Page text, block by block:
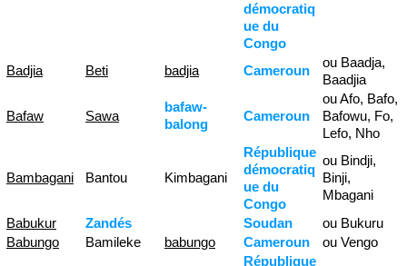
démocratiq
ue du
Congo
Badjia Beti badjia Cameroun
ou Baadja,
Baadjia
Bafaw Sawa
bafaw-
balong
Cameroun
ou Afo, Bafo,
Bafowu, Fo,
Lefo, Nho
Bambagani Bantou Kimbagani
République
démocratiq
ue du
Congo
ou Bindji,
Binji,
Mbagani
Babukur
Zandés Soudan
ou Bukuru
Babungo
Bamileke babungo Cameroun ou Vengo
République